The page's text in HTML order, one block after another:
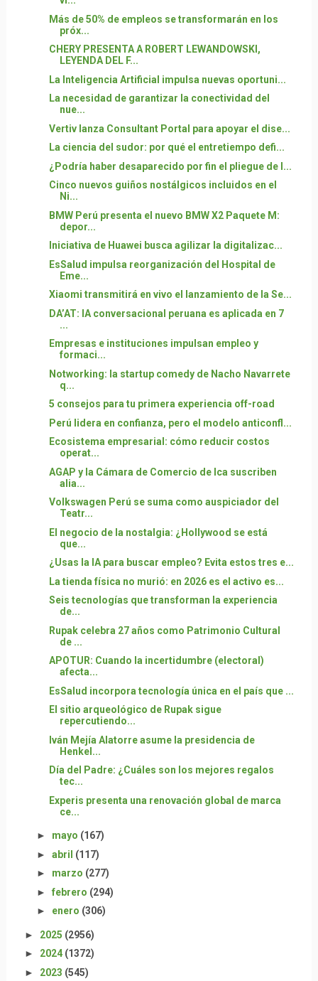
Más de 50% de empleos se transformarán en los
próx...
CHERY PRESENTA A ROBERT LEWANDOWSKI,
LEYENDA DEL F...
La Inteligencia Artificial impulsa nuevas oportuni...
La necesidad de garantizar la conectividad del
nue...
Vertiv lanza Consultant Portal para apoyar el dise...
La ciencia del sudor: por qué el entretiempo defi...
¿Podría haber desaparecido por fin el pliegue de l...
Cinco nuevos guiños nostálgicos incluidos en el
Ni...
BMW Perú presenta el nuevo BMW X2 Paquete M:
depor...
Iniciativa de Huawei busca agilizar la digitalizac...
EsSalud impulsa reorganización del Hospital de
Eme...
Xiaomi transmitirá en vivo el lanzamiento de la Se...
DA’AT: IA conversacional peruana es aplicada en 7
...
Empresas e instituciones impulsan empleo y
formaci...
Notworking: la startup comedy de Nacho Navarrete
q...
5 consejos para tu primera experiencia off-road
Perú lidera en confianza, pero el modelo anticonfl...
Ecosistema empresarial: cómo reducir costos
operat...
AGAP y la Cámara de Comercio de Ica suscriben
alia...
Volkswagen Perú se suma como auspiciador del
Teatr...
El negocio de la nostalgia: ¿Hollywood se está
que...
¿Usas la IA para buscar empleo? Evita estos tres e...
La tienda física no murió: en 2026 es el activo es...
Seis tecnologías que transforman la experiencia
de...
Rupak celebra 27 años como Patrimonio Cultural
de ...
APOTUR: Cuando la incertidumbre (electoral)
afecta...
EsSalud incorpora tecnología única en el país que ...
El sitio arqueológico de Rupak sigue
repercutiendo...
Iván Mejía Alatorre asume la presidencia de
Henkel...
Día del Padre: ¿Cuáles son los mejores regalos
tec...
Experis presenta una renovación global de marca
ce...
► mayo (167)
► abril (117)
► marzo (277)
► febrero (294)
► enero (306)
► 2025 (2956)
► 2024 (1372)
► 2023 (545)